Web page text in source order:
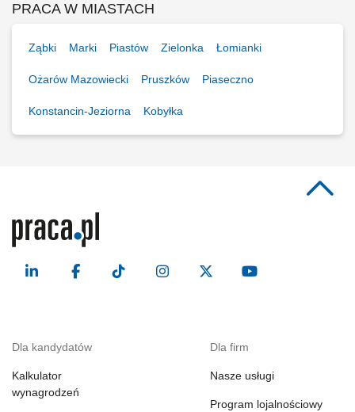
PRACA W MIASTACH
Ząbki Marki Piastów Zielonka Łomianki
Ożarów Mazowiecki Pruszków Piaseczno
Konstancin-Jeziorna Kobyłka
Dla kandydatów
Kalkulator
wynagrodzeń
Dla firm
Nasze usługi
Program lojalnościowy